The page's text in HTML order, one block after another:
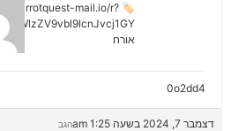
mail.io/r?
אורח
0o2dd4
דצמבר 7, 2024 בשעה 1:25 am הגב